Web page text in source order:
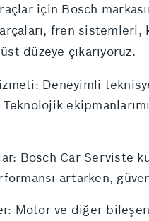
için Bosch
fren
düzeye çıkarıyoruz.
Deneyimli
Bosch Car Serviste
artarken,
Motor ve diğer